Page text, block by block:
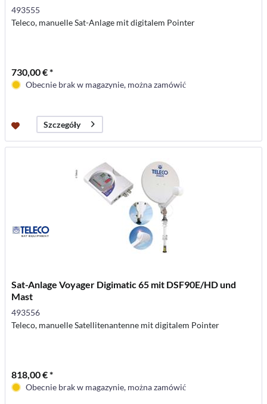
493555
Teleco, manuelle Sat-Anlage mit digitalem Pointer
730,00 € *
Obecnie brak w magazynie, można zamówić
Szczegóły
Sat-Anlage Voyager Digimatic 65 mit DSF90E/HD und
Mast
493556
Teleco, manuelle Satellitenantenne mit digitalem Pointer
818,00 € *
Obecnie brak w magazynie, można zamówić